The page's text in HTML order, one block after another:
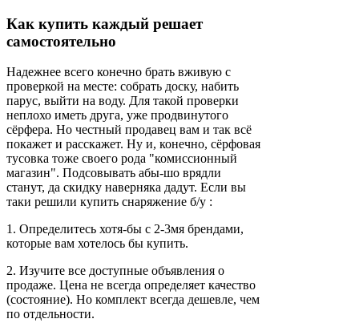
Как купить каждый решает
самостоятельно
Надежнее всего конечно брать вживую с
проверкой на месте: собрать доску, набить
парус, выйти на воду. Для такой проверки
неплохо иметь друга, уже продвинутого
сёрфера. Но честный продавец вам и так всё
покажет и расскажет. Ну и, конечно, сёрфовая
тусовка тоже своего рода "комиссионный
магазин". Подсовывать абы-шо врядли
станут, да скидку наверняка дадут. Если вы
таки решили купить снаряжение б/у :
1. Определитесь хотя-бы с 2-3мя брендами,
которые вам хотелось бы купить.
2. Изучите все доступные объявления о
продаже. Цена не всегда определяет качество
(состояние). Но комплект всегда дешевле, чем
по отдельности.